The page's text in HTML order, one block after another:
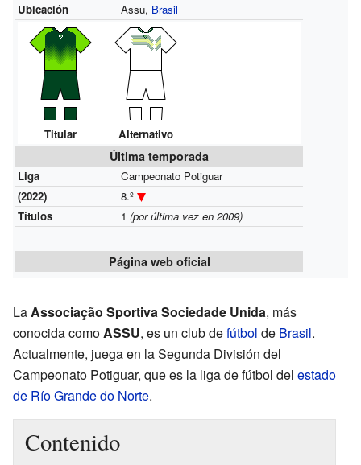
Ubicación
Assu, Brasil
Titular Alternativo
Última temporada
Liga
Campeonato Potiguar
(2022)
8.º
Títulos
1 (por última vez en 2009)
Página web oficial
LaAssociação Sportiva Sociedade Unida, más
conocida comoASSU, es un club defútbol de Brasil.
Actualmente, juega en la Segunda División del
Campeonato Potiguar, que es la liga de fútbol del estado
de Río Grande do Norte.
Contenido